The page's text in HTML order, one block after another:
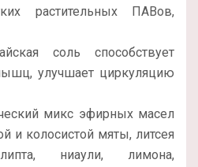
растительных ПАВов,
соль способствует
улучшает циркуляцию
микс эфирных масел
и колосистой мяты, литсея
ниаули, лимона,